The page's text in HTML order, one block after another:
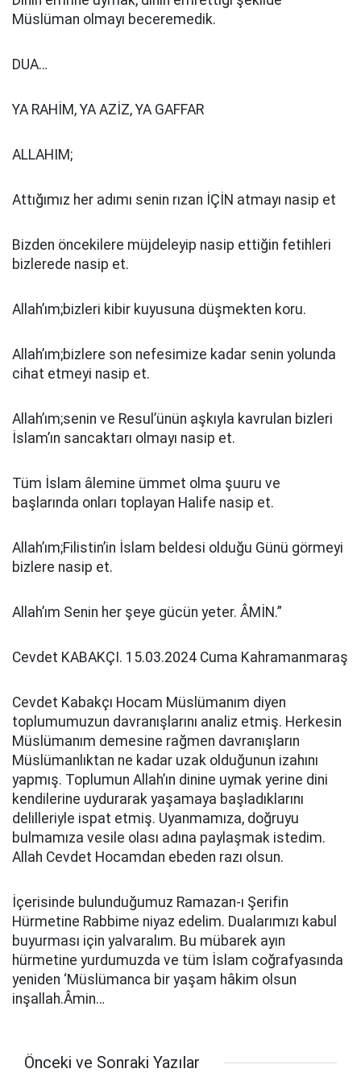
Müslüman olmayı beceremedik.
DUA…
YA RAHİM, YA AZİZ, YA GAFFAR
ALLAHIM;
Attığımız her adımı senin rızan İÇİN atmayı nasip et
Bizden öncekilere müjdeleyip nasip ettiğin fetihleri
bizlerede nasip et.
Allah’ım;bizleri kibir kuyusuna düşmekten koru.
Allah’ım;bizlere son nefesimize kadar senin yolunda
cihat etmeyi nasip et.
Allah’ım;senin ve Resul’ünün aşkıyla kavrulan bizleri
İslam’ın sancaktarı olmayı nasip et.
Tüm İslam âlemine ümmet olma şuuru ve
başlarında onları toplayan Halife nasip et.
Allah’ım;Filistin’in İslam beldesi olduğu Günü görmeyi
bizlere nasip et.
Allah’ım Senin her şeye gücün yeter. ÂMİN.”
Cevdet KABAKÇI. 15.03.2024 Cuma Kahramanmaraş
Cevdet Kabakçı Hocam Müslümanım diyen
toplumumuzun davranışlarını analiz etmiş. Herkesin
Müslümanım demesine rağmen davranışların
Müslümanlıktan ne kadar uzak olduğunun izahını
yapmış. Toplumun Allah’ın dinine uymak yerine dini
kendilerine uydurarak yaşamaya başladıklarını
delilleriyle ispat etmiş. Uyanmamıza, doğruyu
bulmamıza vesile olası adına paylaşmak istedim.
Allah Cevdet Hocamdan ebeden razı olsun.
İçerisinde bulunduğumuz Ramazan-ı Şerifin
Hürmetine Rabbime niyaz edelim. Dualarımızı kabul
buyurması için yalvaralım. Bu mübarek ayın
hürmetine yurdumuzda ve tüm İslam coğrafyasında
yeniden ‘Müslümanca bir yaşam hâkim olsun
inşallah.Âmin…
Önceki ve Sonraki Yazılar